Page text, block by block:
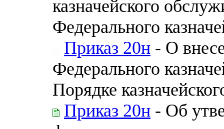
казначейского
Федерального
Приказ 20н - О
Федерального
Порядке
Приказ 20н - Об